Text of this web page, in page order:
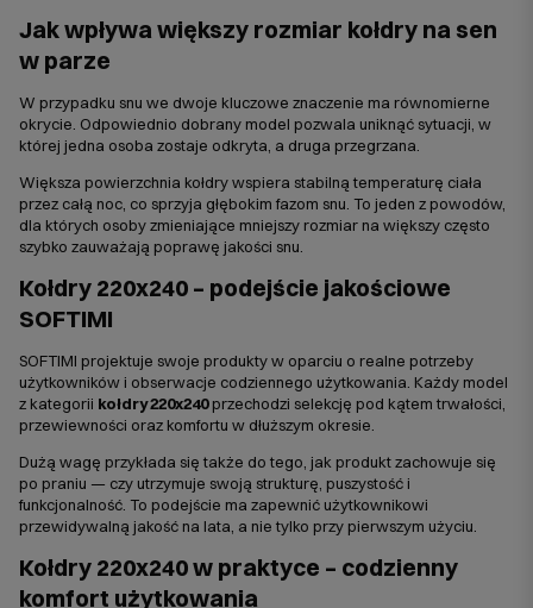
Jak wpływa większy rozmiar kołdry na sen
w parze
W przypadku snu we dwoje kluczowe znaczenie ma równomierne
okrycie. Odpowiednio dobrany model pozwala uniknąć sytuacji, w
której jedna osoba zostaje odkryta, a druga przegrzana.
Większa powierzchnia kołdry wspiera stabilną temperaturę ciała
przez całą noc, co sprzyja głębokim fazom snu. To jeden z powodów,
dla których osoby zmieniające mniejszy rozmiar na większy często
szybko zauważają poprawę jakości snu.
Kołdry 220x240 – podejście jakościowe
SOFTIMI
SOFTIMI projektuje swoje produkty w oparciu o realne potrzeby
użytkowników i obserwacje codziennego użytkowania. Każdy model
z kategorii kołdry 220x240przechodzi selekcję pod kątem trwałości,
przewiewności oraz komfortu w dłuższym okresie.
Dużą wagę przykłada się także do tego, jak produkt zachowuje się
po praniu — czy utrzymuje swoją strukturę, puszystość i
funkcjonalność. To podejście ma zapewnić użytkownikowi
przewidywalną jakość na lata, a nie tylko przy pierwszym użyciu.
Kołdry 220x240 w praktyce – codzienny
komfort użytkowania